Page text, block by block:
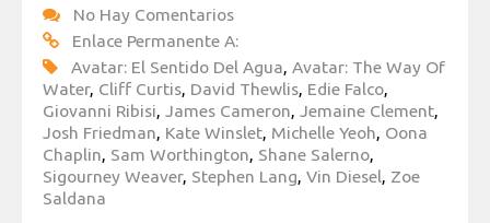
No Hay Comentarios
Enlace Permanente A:
Avatar: El Sentido Del Agua, Avatar: The Way Of
Water, Cliff Curtis, David Thewlis, Edie Falco,
Giovanni Ribisi, James Cameron, Jemaine Clement,
Josh Friedman, Kate Winslet, Michelle Yeoh, Oona
Chaplin, Sam Worthington, Shane Salerno,
Sigourney Weaver, Stephen Lang, Vin Diesel, Zoe
Saldana